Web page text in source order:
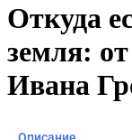
Откуда
земля:
Ивана